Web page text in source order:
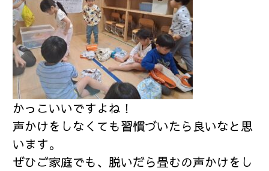
かっこいいですよね！
声かけをしなくても習慣づいたら良いなと思
います。
ぜひご家庭でも、脱いだら畳むの声かけをし